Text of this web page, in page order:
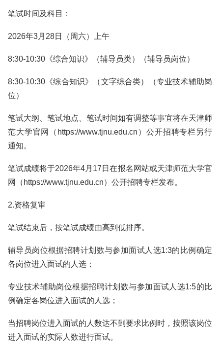
笔试时间及科目：
2026年3月28日（周六）上午
8:30-10:30《综合知识》（辅导员类）（辅导员岗位）
8:30-10:30《综合知识》（文字综合类）（专业技术辅助岗
位）
笔试大纲、笔试地点、笔试时间如有调整等事宜将在天津师
范大学官网（https://www.tjnu.edu.cn）公开招聘专栏另行
通知。
笔试成绩将于2026年4月17日在报名网站或天津师范大学官
网（https://www.tjnu.edu.cn）公开招聘专栏发布。
2.资格复审
笔试结束后，按笔试成绩由高到低排序。
辅导员岗位根据招聘计划数与参加面试人选1:3的比例确定
各岗位进入面试的人选；
专业技术辅助岗位根据招聘计划数与参加面试人选1:5的比
例确定各岗位进入面试的人选；
当招聘岗位进入面试的人数达不到要求比例时，按照该岗位
进入面试的实际人数进行面试。